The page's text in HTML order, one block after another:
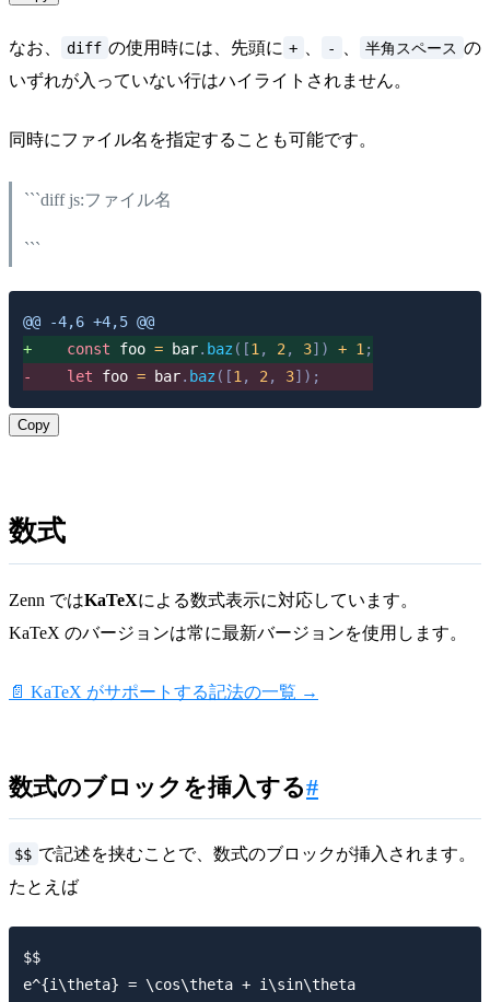
なお、 diff の使用時には、先頭に + - 半角スペース の
いずれが入っていない行はハイライトされません。
同時にファイル名を指定することも可能です。
```diff js:ファイル名
```
@@ -4,6 +4,5 @@
+
const foo = bar. baz ( [1 , 2 , 3] ) + 1 ;
-
let foo = bar. baz ( [1 , 2 , 3] ) ;
Copy
数式
Zenn ではKaTeXによる数式表示に対応しています。
KaTeX のバージョンは常に最新バージョンを使用します。
📄 KaTeX がサポートする記法の一覧 →
数式のブロックを挿入する#
$$ で記述を挟むことで、数式のブロックが挿入されます。
たとえば
$$
e^{i\theta} = \cos\theta + i\sin\theta